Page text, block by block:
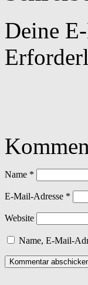
Deine
Name *
E-Mail-Adresse *
Website
Name, E-Mail-